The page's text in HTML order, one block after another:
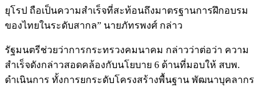
ยุโรป ถือเป็นความสำเร็จที่สะท้อนถึงมาตรฐานการฝึกอบรม
ของไทยในระดับสากล” นายภัทรพงศ์ กล่าว
รัฐมนตรีช่วยว่าการกระทรวงคมนาคม กล่าวว่าต่อว่า ความ
สำเร็จดังกล่าวสอดคล้องกับนโยบาย 6 ด้านที่มอบให้ สบพ.
ดำเนินการ ทั้งการยกระดับโครงสร้างพื้นฐาน พัฒนาบุคลากร